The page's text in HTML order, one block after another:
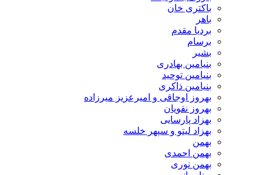
باکتری خان
باهر
بردیا مقدم
برسام
بشیر
بنیامین بهادری
بنیامین توحید
بنیامین ذاکری
بهروز اوجاقی و امیرعزیز میرزاده
بهروز نقویان
بهزاد پارسایی
بهزاد لیتو و سپهر خلسه
بهمن
بهمن احمدی
بهمن نوری